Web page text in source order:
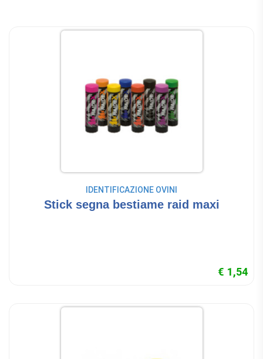
IDENTIFICAZIONE OVINI
Stick segna bestiame raid maxi
€ 1,54